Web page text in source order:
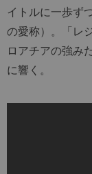
イトルに一歩ず
の愛称）。「レ
ロアチアの強み
に響く。